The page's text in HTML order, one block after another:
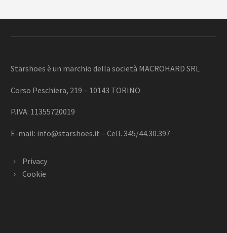
Starshoes è un marchio della società MACROHARD SRL
Corso Peschiera, 219 – 10143 TORINO
P.IVA: 11355720019
E-mail: info@starshoes.it – Cell. 345/44.30.397
Privacy
Cookie